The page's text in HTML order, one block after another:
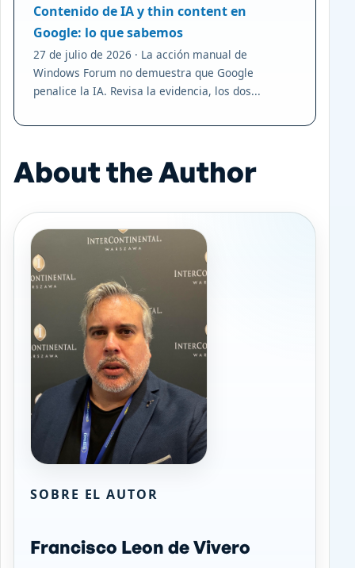
Contenido de IA y thin content en
Google: lo que sabemos
27 de julio de 2026 · La acción manual de
Windows Forum no demuestra que Google
penalice la IA. Revisa la evidencia, los dos...
About the Author
SOBRE EL AUTOR
Francisco Leon de Vivero